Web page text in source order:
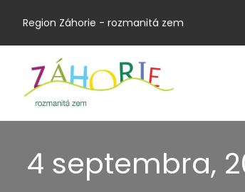
Region Záhorie - rozmanitá zem
4 septembra,